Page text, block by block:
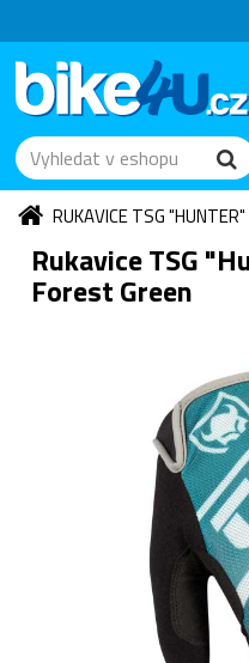
RUKAVICE TSG
Rukavice TSG
Forest Green